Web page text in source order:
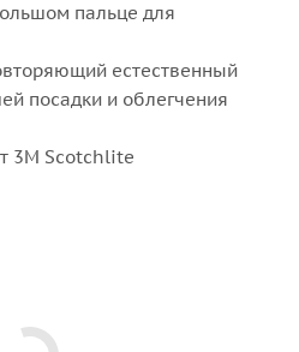
пальце для
естественный
посадки и облегчения
3M Scotchlite